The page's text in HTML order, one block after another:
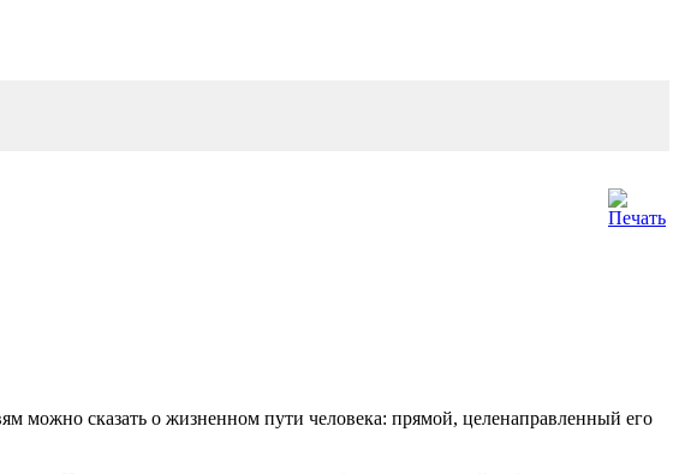
можно сказать о жизненном пути человека: прямой, целенаправленный его